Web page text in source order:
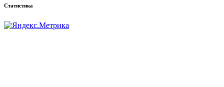
Статистика